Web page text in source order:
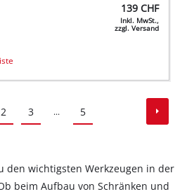
139 CHF
Inkl. MwSt.,
zzgl. Versand
2 3 ... 5
den wichtigsten Werkzeugen in der
beim Aufbau von Schränken und